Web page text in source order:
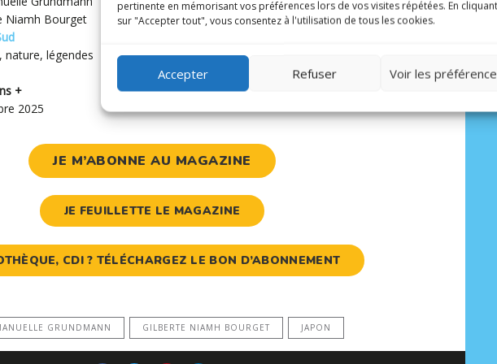
pertinente en mémorisant vos préférences lors de vos visites répétées. En cliquant
sur "Accepter tout", vous consentez à l'utilisation de tous les cookies.
Accepter Refuser Voir les
Niamh Bourget
nature, légendes
+
2025
JE M’ABONNE AU MAGAZINE
JE FEUILLETTE LE MAGAZINE
CDI ? TÉLÉCHARGEZ LE BON D’ABONNEMENT
GRUNDMANN GILBERTE NIAMH BOURGET JAPON